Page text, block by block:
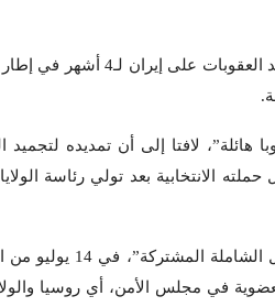
وكان ترامب قد قال في 12 يناير الماضي
هائلة”، لافتا إلى أن تمديده لتجميد
حملته الانتخابية بعد تولي رئاسة
1″، التي تضم جميع الدول الـ5 دائمة العضوية في مجلس